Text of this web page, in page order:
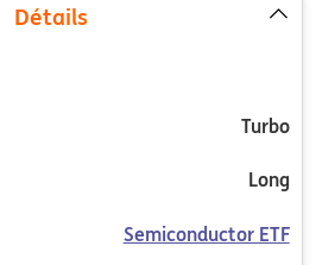
Détails
Turbo
Long
Semiconductor ETF